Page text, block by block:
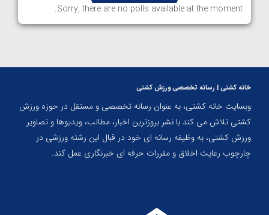
Sorry, there are no polls available at the moment.
خانه کشتی | رسانه تخصصی ورزش کشتی
وبسایت خانه کشتی، به عنوان رسانه تخصصی و مستقل در حوزه ورزش
کشتی تلاش می کند با نشر بروزترین اخبار، مطالب، ویدیوها و تصاویر
ورزش کشتی، به وظیفه رسانه ای خود در قبال این رشته ورزشی در
چارچوب رعایت اخلاق و مقررات حرفه ای خبرنگاری عمل کند.